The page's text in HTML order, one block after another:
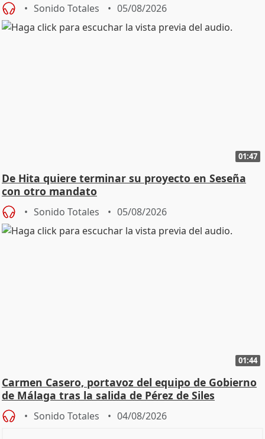
Sonido Totales 05/08/2026
01:47
De Hita quiere terminar su proyecto en Seseña
con otro mandato
Sonido Totales 05/08/2026
01:44
Carmen Casero, portavoz del equipo de Gobierno
de Málaga tras la salida de Pérez de Siles
Sonido Totales 04/08/2026